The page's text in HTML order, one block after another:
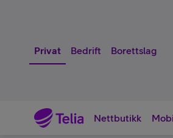
Privat Bedrift Borettslag
Nettbutikk